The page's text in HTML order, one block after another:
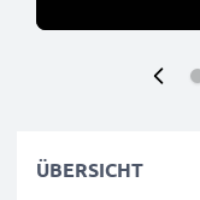
ÜBERSICHT